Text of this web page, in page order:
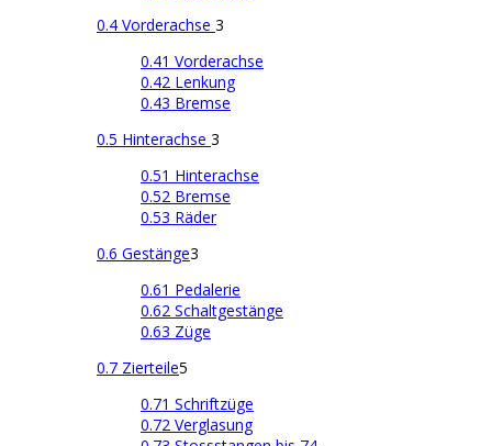
0.4 Vorderachse 3
0.41 Vorderachse
0.42 Lenkung
0.43 Bremse
0.5 Hinterachse 3
0.51 Hinterachse
0.52 Bremse
0.53 Räder
0.6 Gestänge3
0.61 Pedalerie
0.62 Schaltgestänge
0.63 Züge
0.7 Zierteile5
0.71 Schriftzüge
0.72 Verglasung